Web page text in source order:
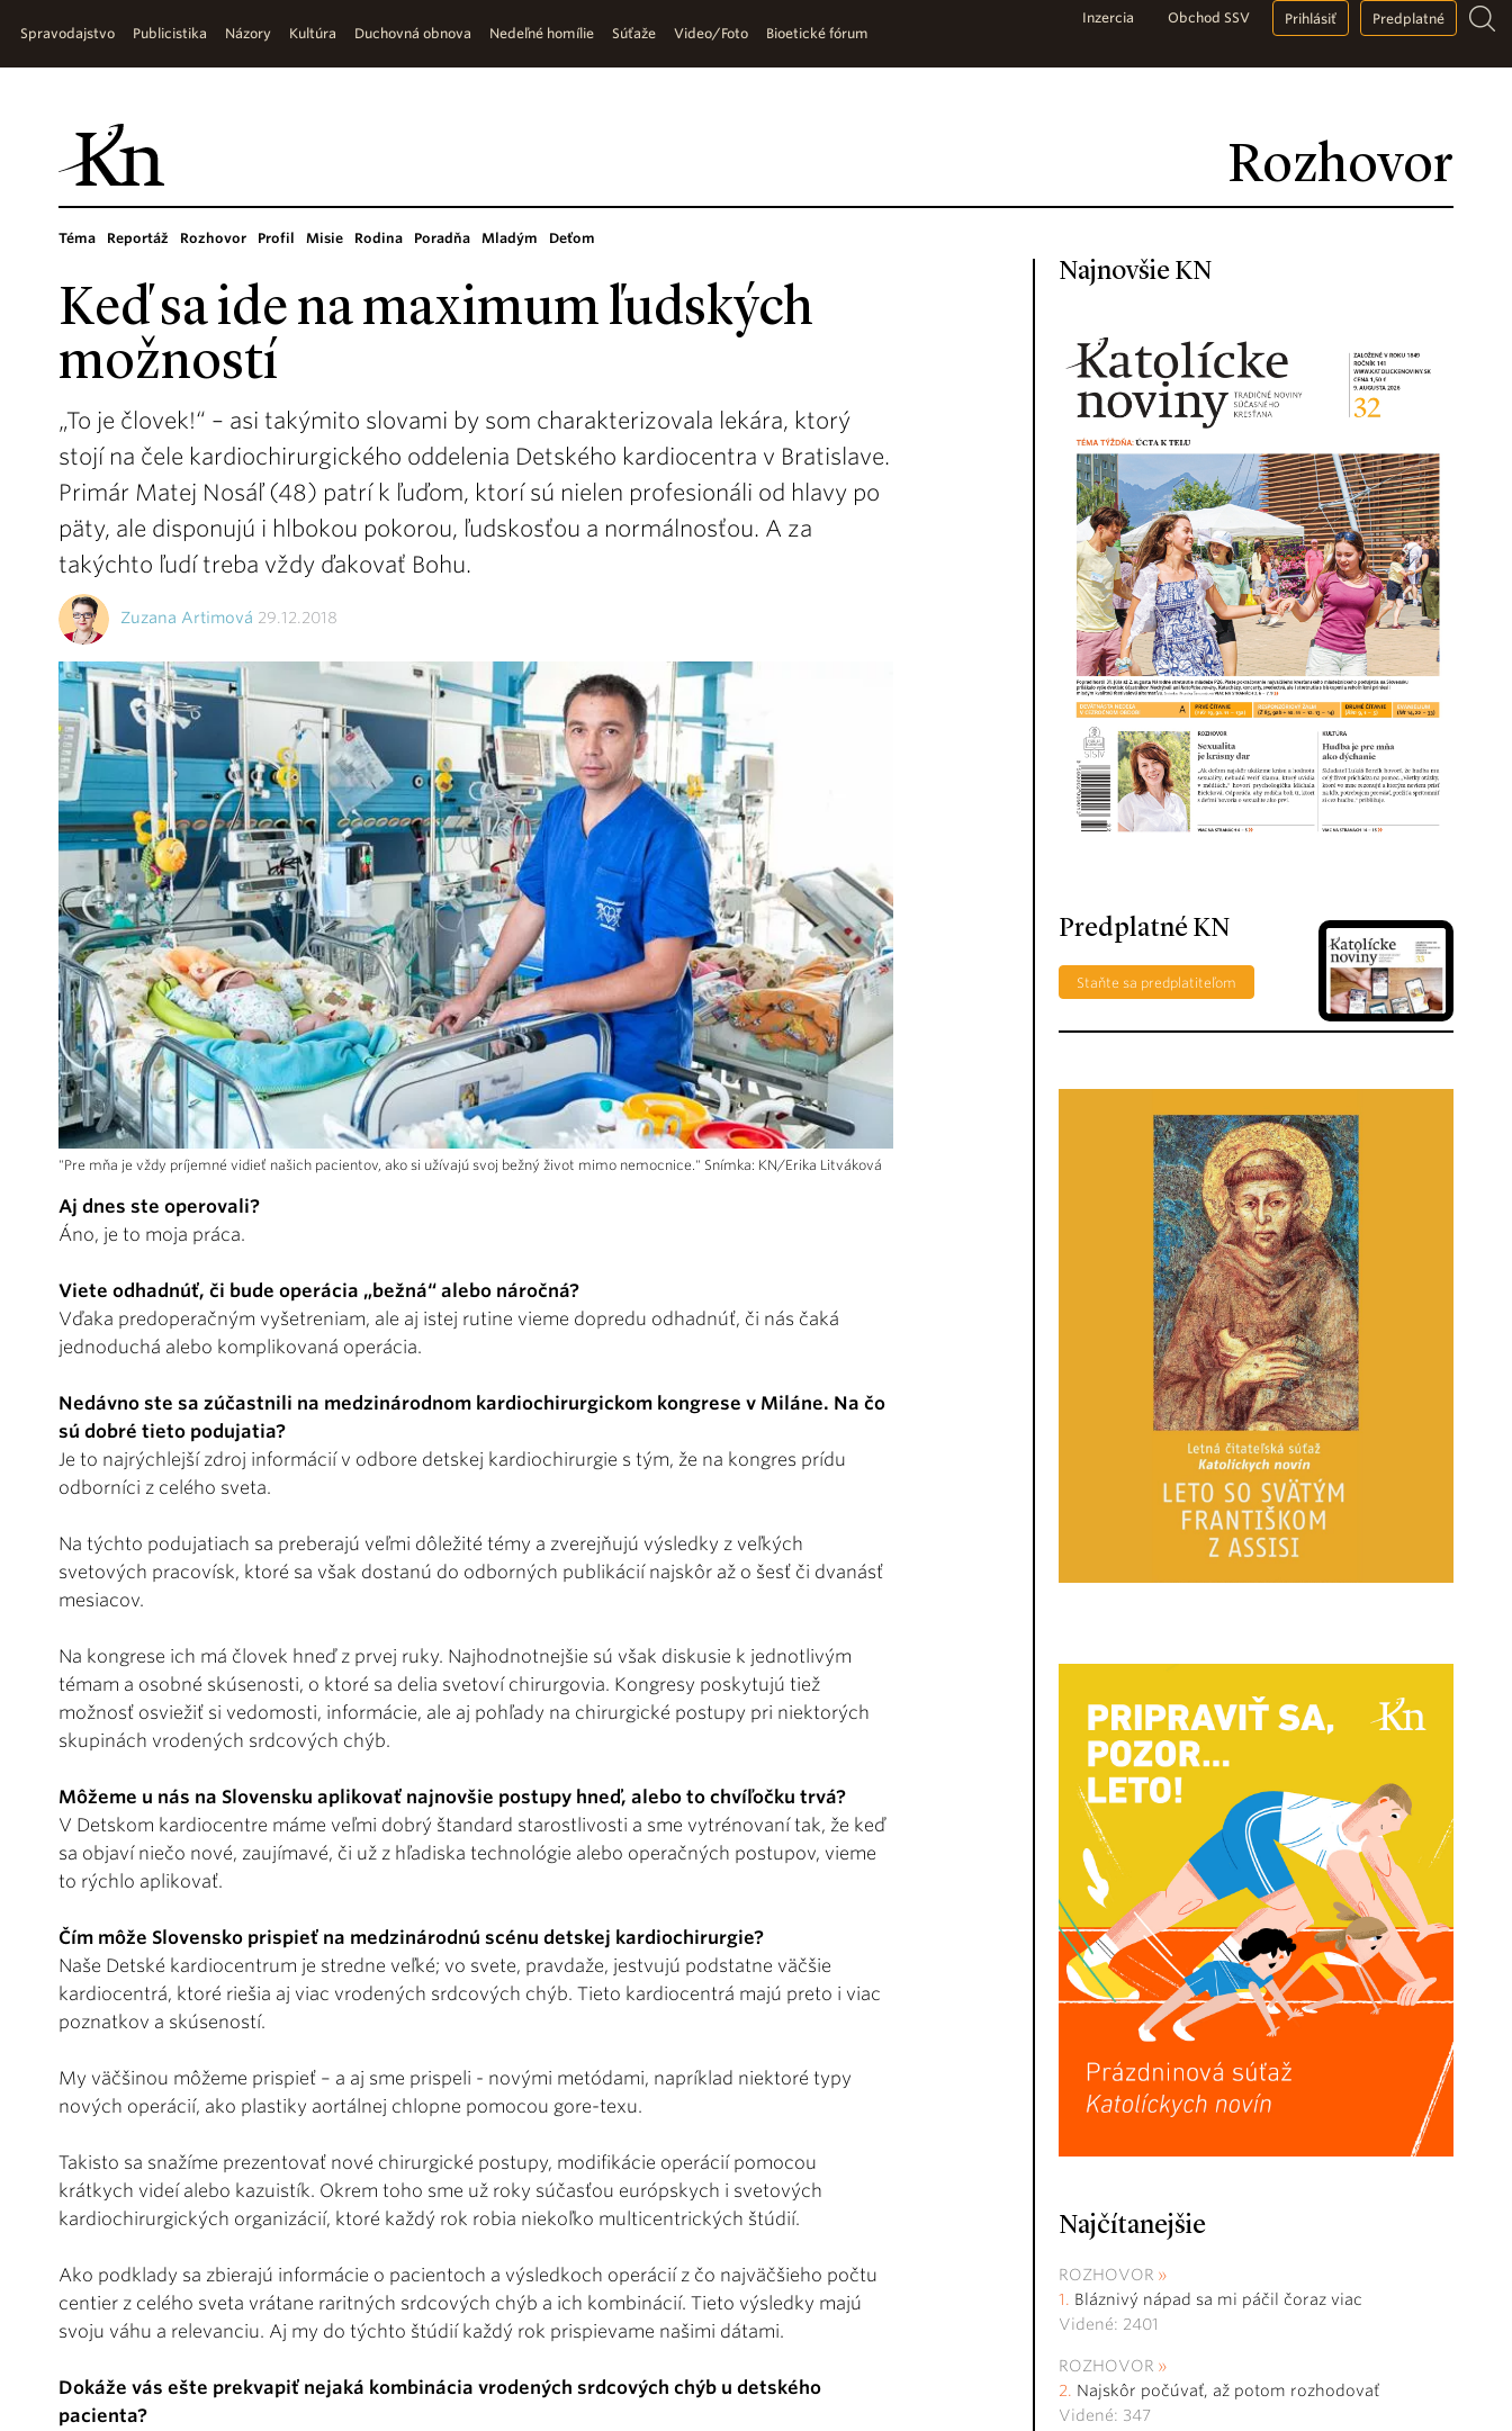
Rozhovor
Spravodajstvo Publicistika Názory Kultúra Duchovná obnova Nedeľné homílie Súťaže Video/Foto Bioetické fórum
Inzercia Obchod SSV Prihlásiť Predplatné
Téma Reportáž Rozhovor Profil Misie Rodina Poradňa Mladým Deťom
Keď sa ide na maximum ľudských
možností
„To je človek!“ – asi takýmito slovami by som charakterizovala lekára, ktorý
stojí na čele kardiochirurgického oddelenia Detského kardiocentra v Bratislave.
Primár Matej Nosáľ (48) patrí k ľuďom, ktorí sú nielen profesionáli od hlavy po
päty, ale disponujú i hlbokou pokorou, ľudskosťou a normálnosťou. A za
takýchto ľudí treba vždy ďakovať Bohu.
Zuzana Artimová 29.12.2018
"Pre mňa je vždy príjemné vidieť našich pacientov, ako si užívajú svoj bežný život mimo nemocnice." Snímka: KN/Erika Litváková
Aj dnes ste operovali?
Áno, je to moja práca.
Viete odhadnúť, či bude operácia „bežná“ alebo náročná?
Vďaka predoperačným vyšetreniam, ale aj istej rutine vieme dopredu odhadnúť, či nás čaká
jednoduchá alebo komplikovaná operácia.
Nedávno ste sa zúčastnili na medzinárodnom kardiochirurgickom kongrese v Miláne. Na čo
sú dobré tieto podujatia?
Je to najrýchlejší zdroj informácií v odbore detskej kardiochirurgie s tým, že na kongres prídu
odborníci z celého sveta.
Na týchto podujatiach sa preberajú veľmi dôležité témy a zverejňujú výsledky z veľkých
svetových pracovísk, ktoré sa však dostanú do odborných publikácií najskôr až o šesť či dvanásť
mesiacov.
Na kongrese ich má človek hneď z prvej ruky. Najhodnotnejšie sú však diskusie k jednotlivým
témam a osobné skúsenosti, o ktoré sa delia svetoví chirurgovia. Kongresy poskytujú tiež
možnosť osviežiť si vedomosti, informácie, ale aj pohľady na chirurgické postupy pri niektorých
skupinách vrodených srdcových chýb.
Môžeme u nás na Slovensku aplikovať najnovšie postupy hneď, alebo to chvíľočku trvá?
V Detskom kardiocentre máme veľmi dobrý štandard starostlivosti a sme vytrénovaní tak, že keď
sa objaví niečo nové, zaujímavé, či už z hľadiska technológie alebo operačných postupov, vieme
to rýchlo aplikovať.
Čím môže Slovensko prispieť na medzinárodnú scénu detskej kardiochirurgie?
Naše Detské kardiocentrum je stredne veľké; vo svete, pravdaže, jestvujú podstatne väčšie
kardiocentrá, ktoré riešia aj viac vrodených srdcových chýb. Tieto kardiocentrá majú preto i viac
poznatkov a skúseností.
My väčšinou môžeme prispieť – a aj sme prispeli - novými metódami, napríklad niektoré typy
nových operácií, ako plastiky aortálnej chlopne pomocou gore-texu.
Takisto sa snažíme prezentovať nové chirurgické postupy, modifikácie operácií pomocou
krátkych videí alebo kazuistík. Okrem toho sme už roky súčasťou európskych i svetových
kardiochirurgických organizácií, ktoré každý rok robia niekoľko multicentrických štúdií.
Ako podklady sa zbierajú informácie o pacientoch a výsledkoch operácií z čo najväčšieho počtu
centier z celého sveta vrátane raritných srdcových chýb a ich kombinácií. Tieto výsledky majú
svoju váhu a relevanciu. Aj my do týchto štúdií každý rok prispievame našimi dátami.
Dokáže vás ešte prekvapiť nejaká kombinácia vrodených srdcových chýb u detského
pacienta?
Najnovšie KN
Predplatné KN
Staňte sa predplatiteľom
Najčítanejšie
ROZHOVOR
Bláznivý nápad sa mi páčil čoraz viac
Videné: 2401
ROZHOVOR
Najskôr počúvať, až potom rozhodovať
Videné: 347